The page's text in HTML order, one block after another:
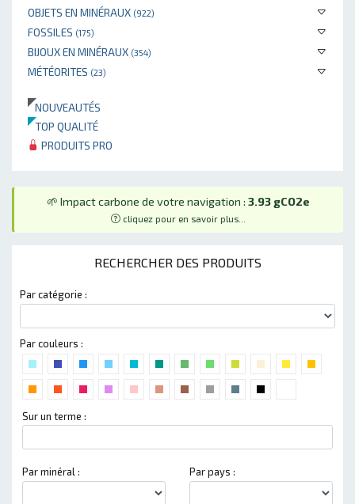
OBJETS EN MINÉRAUX (922)
FOSSILES (175)
BIJOUX EN MINÉRAUX (354)
MÉTÉORITES (23)
NOUVEAUTÉS
TOP QUALITÉ
PRODUITS PRO
🌱 Impact carbone de votre navigation : 3.93 gCO2e
cliquez pour en savoir plus...
RECHERCHER DES PRODUITS
Par catégorie :
Par couleurs :
Sur un terme :
Par minéral : Par pays :